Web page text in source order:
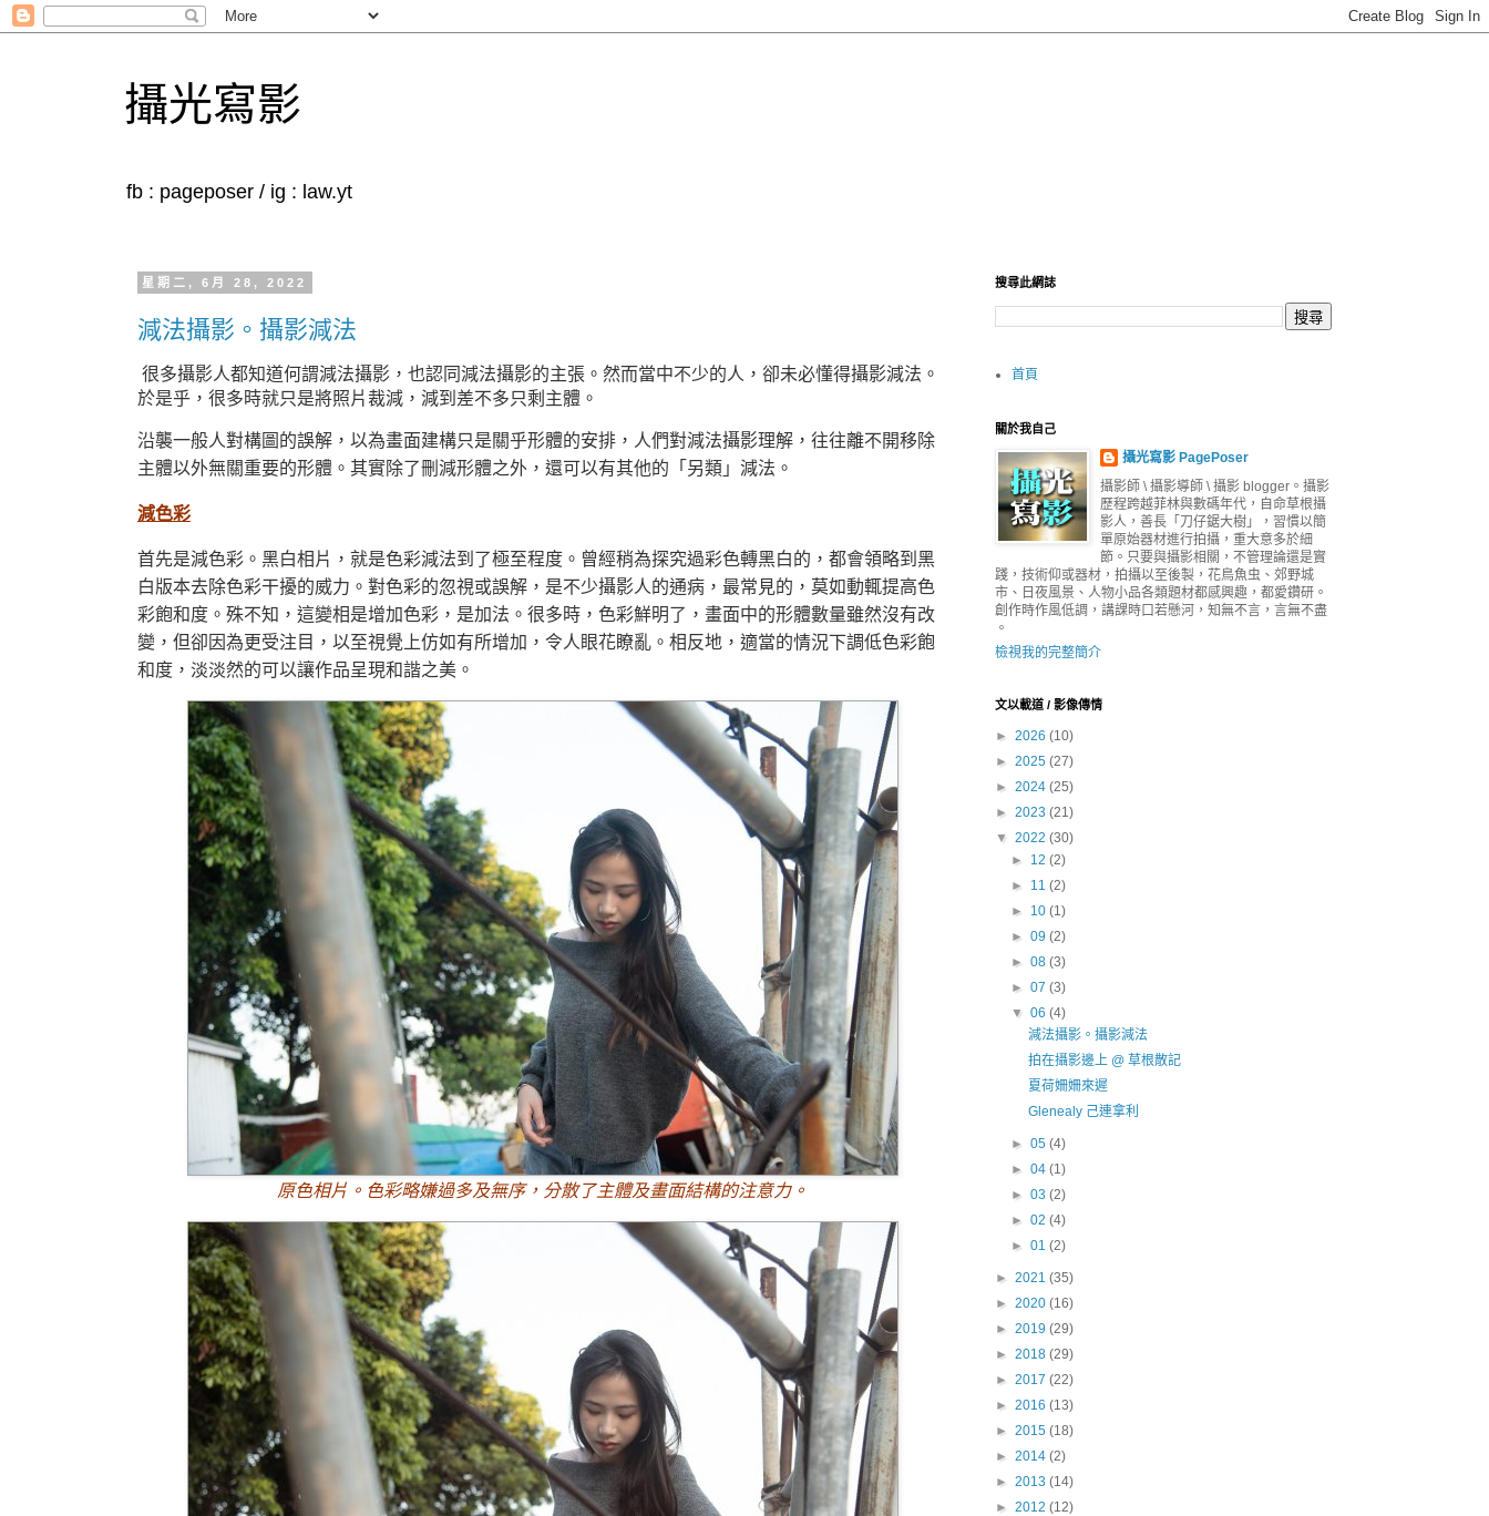
攝光寫影
fb : pageposer / ig : law.yt
星期二, 6月 28, 2022
減法攝影。攝影減法
很多攝影人都知道何謂減法攝影，也認同減法攝影的主張。然而當中不少的人，卻未必懂得攝影減法。
於是乎，很多時就只是將照片裁減，減到差不多只剩主體。
沿襲一般人對構圖的誤解，以為畫面建構只是關乎形體的安排，人們對減法攝影理解，往往離不開移除
主體以外無關重要的形體。其實除了刪減形體之外，還可以有其他的「另類」減法。
減色彩
首先是減色彩。黑白相片，就是色彩減法到了極至程度。曾經稍為探究過彩色轉黑白的，都會領略到黑
白版本去除色彩干擾的威力。對色彩的忽視或誤解，是不少攝影人的通病，最常見的，莫如動輒提高色
彩飽和度。殊不知，這變相是增加色彩，是加法。很多時，色彩鮮明了，畫面中的形體數量雖然沒有改
變，但卻因為更受注目，以至視覺上仿如有所增加，令人眼花瞭亂。相反地，適當的情況下調低色彩飽
和度，淡淡然的可以讓作品呈現和諧之美。
原色相片。色彩略嫌過多及無序，分散了主體及畫面結構的注意力。
搜尋此網誌
首頁
關於我自己
攝光寫影 PagePoser
攝影師 \ 攝影導師 \ 攝影 blogger。攝影
歷程跨越菲林與數碼年代，自命草根攝
影人，善長「刀仔鋸大樹」，習慣以簡
單原始器材進行拍攝，重大意多於細
節。只要與攝影相關，不管理論還是實
踐，技術仰或器材，拍攝以至後製，花鳥魚虫、郊野城
市、日夜風景、人物小品各類題材都感興趣，都愛鑽研。
創作時作風低調，講課時口若懸河，知無不言，言無不盡
。
檢視我的完整簡介
文以載道 / 影像傳情
► 2026 (10)
► 2025 (27)
► 2024 (25)
► 2023 (21)
▼ 2022 (30)
► 12(2)
► 11(2)
► 10(1)
►09(2)
►08(3)
►07(3)
▼06(4)
減法攝影。攝影減法
拍在攝影邊上 @ 草根散記
夏荷姍姍來遲
Glenealy 己連拿利
►05(4)
►04(1)
►03(2)
►02(4)
►01(2)
► 2021 (35)
► 2020 (16)
► 2019 (29)
► 2018 (29)
► 2017 (22)
► 2016 (13)
► 2015 (18)
► 2014 (2)
► 2013 (14)
► 2012 (12)